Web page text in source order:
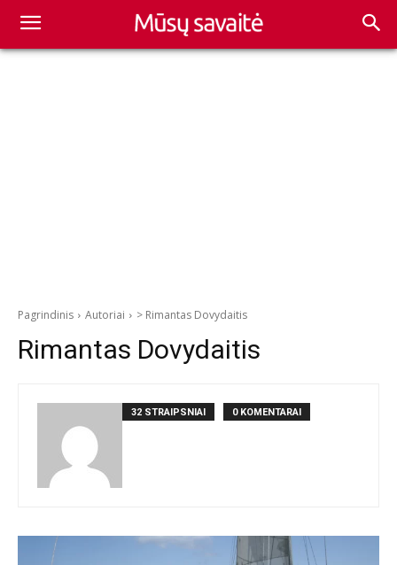
Pagrindinis Autoriai > Rimantas Dovydaitis
Rimantas Dovydaitis
32 STRAIPSNIAI 0 KOMENTARAI